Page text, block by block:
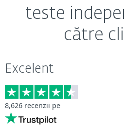
teste
către
Excelent
8,626 recenzii pe